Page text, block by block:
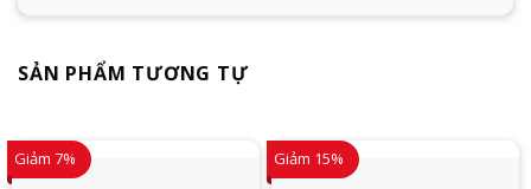
SẢN PHẨM TƯƠNG TỰ
Giảm 7% Giảm 15%